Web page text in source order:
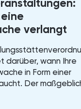
verlangt
darüber, wann Ihre
in Form einer
Der